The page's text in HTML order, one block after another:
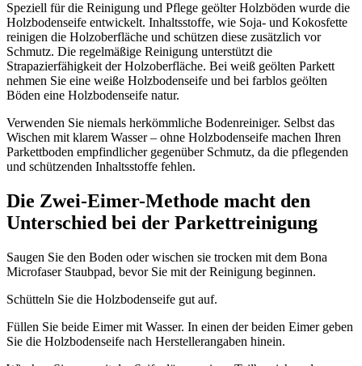
Speziell für die Reinigung und Pflege geölter Holzböden wurde die
Holzbodenseife entwickelt. Inhaltsstoffe, wie Soja- und Kokosfette
reinigen die Holzoberfläche und schützen diese zusätzlich vor
Schmutz. Die regelmäßige Reinigung unterstützt die
Strapazierfähigkeit der Holzoberfläche. Bei weiß geölten Parkett
nehmen Sie eine weiße Holzbodenseife und bei farblos geölten
Böden eine Holzbodenseife natur.
Verwenden Sie niemals herkömmliche Bodenreiniger. Selbst das
Wischen mit klarem Wasser – ohne Holzbodenseife machen Ihren
Parkettboden empfindlicher gegenüber Schmutz, da die pflegenden
und schützenden Inhaltsstoffe fehlen.
Die Zwei-Eimer-Methode macht den
Unterschied bei der Parkettreinigung
Saugen Sie den Boden oder wischen sie trocken mit dem Bona
Microfaser Staubpad, bevor Sie mit der Reinigung beginnen.
Schütteln Sie die Holzbodenseife gut auf.
Füllen Sie beide Eimer mit Wasser. In einen der beiden Eimer geben
Sie die Holzbodenseife nach Herstellerangaben hinein.